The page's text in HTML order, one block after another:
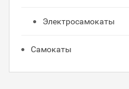
Электросамокаты
Самокаты